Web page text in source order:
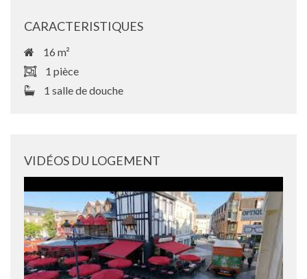
CARACTERISTIQUES
16 m²
1 pièce
1 salle de douche
VIDÉOS DU LOGEMENT